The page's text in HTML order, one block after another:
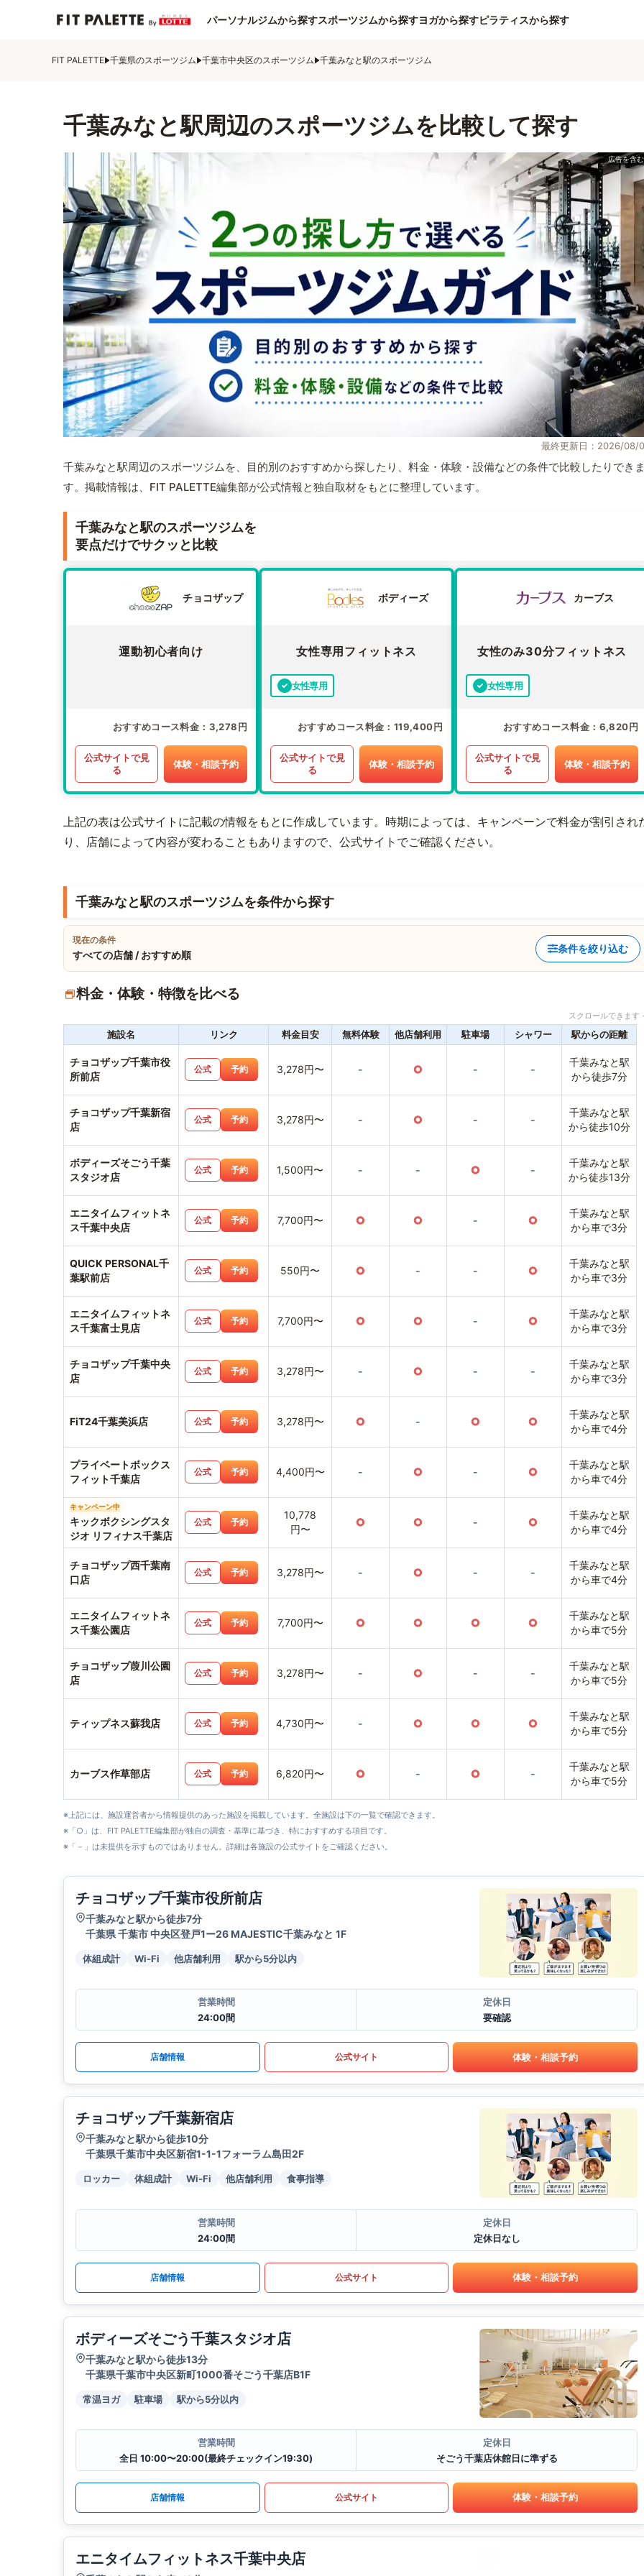
パーソナルジムから探すスポーツジムから探すヨガから探すピラティスから探す
FIT PALETTE 千葉県のスポーツジム 千葉市中央区のスポーツジム 千葉みなと駅のスポーツジム
千葉みなと駅周辺のスポーツジムを比較して探す
最終更新日：2026/08/
千葉みなと駅周辺のスポーツジムを、目的別のおすすめから探したり、料金・体験・設備などの条件で比較したりでき
す。掲載情報は、FIT PALETTE編集部が公式情報と独自取材をもとに整理しています。
千葉みなと駅のスポーツジムを
要点だけでサクッと比較
チョコザップ
運動初心者向け
おすすめコース料金 3,278円
公式サイトで見
る
体験・相談予約
ボディーズ
女性専用フィットネス
女性専用
おすすめコース料金 119,400円
公式サイトで見
る
体験・相談予約
カーブス
女性のみ30分フィットネス
女性専用
おすすめコース料金 6,820円
公式サイトで見
る
体験・相談予約
上記の表は公式サイトに記載の情報をもとに作成しています。時期によっては、キャンペーンで料金が割引され
り、店舗によって内容が変わることもありますので、公式サイトでご確認ください。
千葉みなと駅のスポーツジムを条件から探す
現在の条件
すべての店舗 / おすすめ順
条件を絞り込む
料金・体験・特徴を比べる
スクロールできま
施設名 リンク 料金目安 無料体験 他店舗利用 駐車場 シャワー 駅からの距離
チョコザップ千葉市役
所前店
公式 予約 3,278円〜 - ○ - -
千葉みなと駅
から徒歩7分
チョコザップ千葉新宿
店
公式 予約 3,278円〜 - ○ - -
千葉みなと駅
から徒歩10分
ボディーズそごう千葉
スタジオ店
公式 予約 1,500円〜 - - ○ -
千葉みなと駅
から徒歩13分
エニタイムフィットネ
ス千葉中央店
公式 予約 7,700円〜 ○ ○ - ○
千葉みなと駅
から車で3分
QUICK PERSONAL千
葉駅前店
公式 予約 550円〜 ○ - - ○
千葉みなと駅
から車で3分
エニタイムフィットネ
ス千葉富士見店
公式 予約 7,700円〜 ○ ○ - ○
千葉みなと駅
から車で3分
チョコザップ千葉中央
店
公式 予約 3,278円〜 - ○ - -
千葉みなと駅
から車で3分
FiT24千葉美浜店 公式 予約 3,278円〜 ○ - ○ ○
千葉みなと駅
から車で4分
プライベートボックス
フィット千葉店
公式 予約 4,400円〜 - ○ - ○
千葉みなと駅
から車で4分
キャンペーン中
キックボクシングスタ
ジオ リフィナス千葉店
公式 予約
10,778
円〜
○ ○ - ○
千葉みなと駅
から車で4分
チョコザップ西千葉南
口店
公式 予約 3,278円〜 - ○ - -
千葉みなと駅
から車で4分
エニタイムフィットネ
ス千葉公園店
公式 予約 7,700円〜 ○ ○ ○ ○
千葉みなと駅
から車で5分
チョコザップ葭川公園
店
公式 予約 3,278円〜 - ○ - -
千葉みなと駅
から車で5分
ティップネス蘇我店 公式 予約 4,730円〜 - ○ ○ ○
千葉みなと駅
から車で5分
カーブス作草部店 公式 予約 6,820円〜 ○ - ○ -
千葉みなと駅
から車で5分
※上記には、施設運営者から情報提供のあった施設を掲載しています。全施設は下の一覧で確認できます。
※「○」は、FIT PALETTE編集部が独自の調査・基準に基づき、特におすすめする項目です。
※「－」は未提供を示すものではありません。詳細は各施設の公式サイトをご確認ください。
チョコザップ千葉市役所前店
千葉みなと駅から徒歩7分
千葉県 千葉市 中央区登戸1ー26 MAJESTIC千葉みなと 1F
体組成計 Wi-Fi 他店舗利用 駅から5分以内
営業時間
24:00間
定休日
要確認
店舗情報 公式サイト 体験・相談予約
チョコザップ千葉新宿店
千葉みなと駅から徒歩10分
千葉県千葉市中央区新宿1-1-1フォーラム島田2F
ロッカー 体組成計 Wi-Fi 他店舗利用 食事指導
営業時間
24:00間
定休日
定休日なし
店舗情報 公式サイト 体験・相談予約
ボディーズそごう千葉スタジオ店
千葉みなと駅から徒歩13分
千葉県千葉市中央区新町1000番そごう千葉店B1F
常温ヨガ 駐車場 駅から5分以内
営業時間
全日 10:00〜20:00(最終チェックイン19:30)
定休日
そごう千葉店休館日に準ずる
店舗情報 公式サイト 体験・相談予約
エニタイムフィットネス千葉中央店